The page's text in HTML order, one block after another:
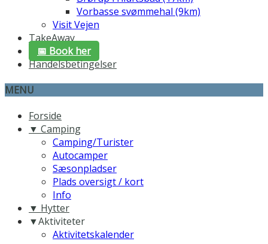
Vorbasse svømmehal (9km)
Visit Vejen
TakeAway
📅 Book her
Handelsbetingelser
MENU
Forside
▼ Camping
Camping/Turister
Autocamper
Sæsonpladser
Plads oversigt / kort
Info
▼ Hytter
▼Aktiviteter
Aktivitetskalender